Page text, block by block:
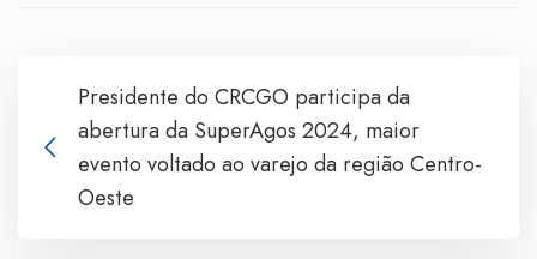
Presidente do CRCGO participa da
abertura da SuperAgos 2024, maior
evento voltado ao varejo da região Centro-
Oeste